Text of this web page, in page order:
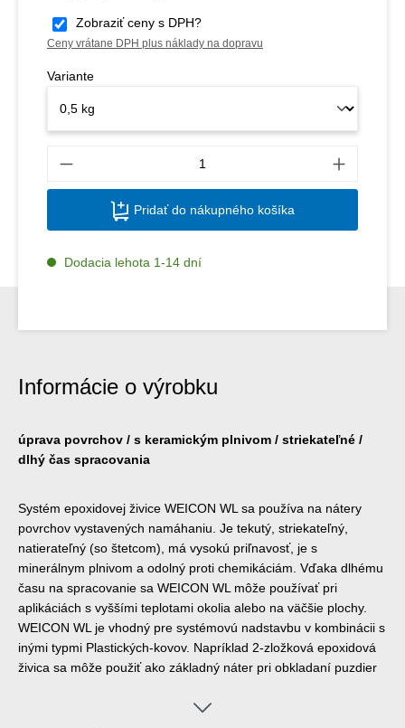
Zobraziť ceny s DPH?
Ceny vrátane DPH plus náklady na dopravu
Variante
Pridať do nákupného košíka
Dodacia lehota 1-14 dní
Informácie o výrobku
úprava povrchov / s keramickým plnivom / striekateľné /
dlhý čas spracovania
Systém epoxidovej živice WEICON WL sa používa na nátery
povrchov vystavených namáhaniu. Je tekutý, striekateľný,
natierateľný (so štetcom), má vysokú priľnavosť, je s
minerálnym plnivom a odolný proti chemikáciám. Vďaka dlhému
času na spracovanie sa WEICON WL môže používať pri
aplikáciách s vyššími teplotami okolia alebo na väčšie plochy.
WEICON WL je vhodný pre systémovú nadstavbu v kombinácii s
inými typmi Plastických-kovov. Napríklad 2-zložková epoxidová
živica sa môže použiť ako základný náter pri obkladaní puzdier
zaťaženiu. WEICON HP je možné použiť v strojárstve pri výrobe